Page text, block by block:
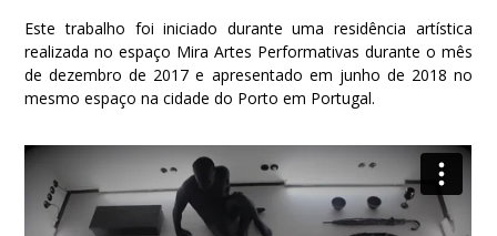
Este trabalho foi iniciado durante uma residência artística
realizada no espaço Mira Artes Performativas durante o mês
de dezembro de 2017 e apresentado em junho de 2018 no
mesmo espaço na cidade do Porto em Portugal.